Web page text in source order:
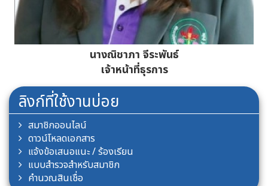
นางศรีแพร หิรัญพฤกษ์
เจ้าหน้าที่สินเชื่อ
ลิงก์ที่ใช้งานบ่อย
สมาชิกออนไลน์
ดาวน์โหลดเอกสาร
แจ้งข้อเสนอแนะ / ร้องเรียน
แบบสำรวจสำหรับสมาชิก
คำนวณสินเชื่อ